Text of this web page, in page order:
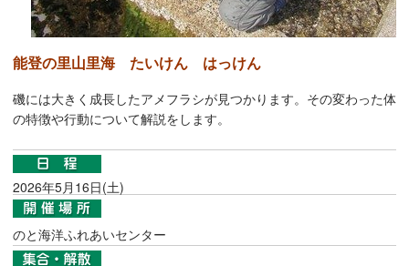
能登の里山里海 たいけん はっけん
磯には大きく成長したアメフラシが見つかります。その変わった体
の特徴や行動について解説をします。
2026年5月16日(土)
のと海洋ふれあいセンター